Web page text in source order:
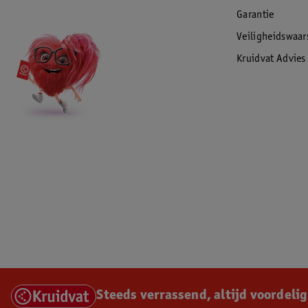
Garantie
Kruidvat Advies
Steeds verrassend, altijd